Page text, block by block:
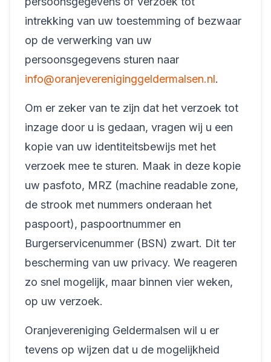
intrekking van uw toestemming of bezwaar
op de verwerking van uw
persoonsgegevens sturen naar
info@oranjevereniginggeldermalsen.nl.
Om er zeker van te zijn dat het verzoek tot
inzage door u is gedaan, vragen wij u een
kopie van uw identiteitsbewijs met het
verzoek mee te sturen. Maak in deze kopie
uw pasfoto, MRZ (machine readable zone,
de strook met nummers onderaan het
paspoort), paspoortnummer en
Burgerservicenummer (BSN) zwart. Dit ter
bescherming van uw privacy. We reageren
zo snel mogelijk, maar binnen vier weken,
op uw verzoek.
Oranjevereniging Geldermalsen wil u er
tevens op wijzen dat u de mogelijkheid